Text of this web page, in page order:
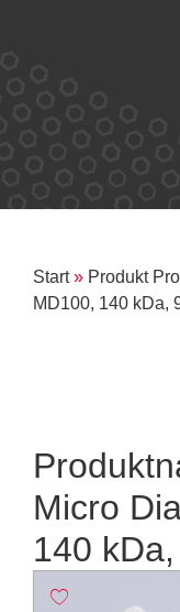
Start » Produkt
MD100, 140 kDa,
Micro
140